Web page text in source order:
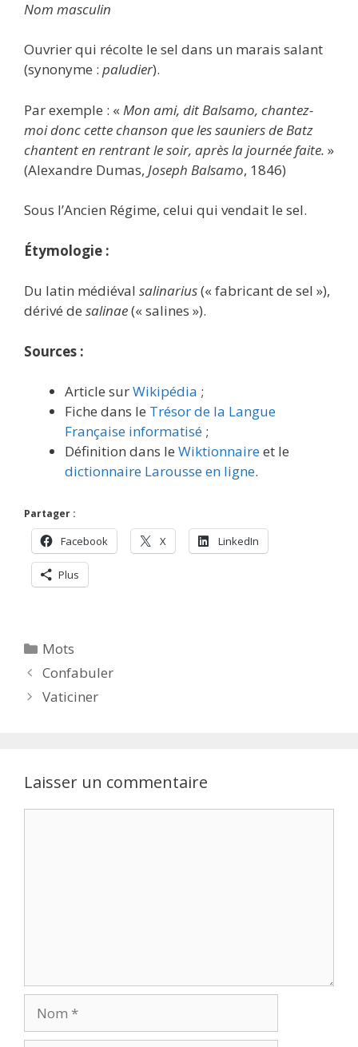
Nom masculin
Ouvrier qui récolte le sel dans un marais salant
(synonyme : paludier).
Par exemple : « Mon ami, dit Balsamo, chantez-
moi donc cette chanson que les sauniers de Batz
chantent en rentrant le soir, après la journée faite. »
(Alexandre Dumas, Joseph Balsamo, 1846)
Sous l’Ancien Régime, celui qui vendait le sel.
Étymologie :
Du latin médiéval salinarius(« fabricant de sel »),
dérivé de salinae(« salines »).
Sources :
Article surWikipédia ;
Fiche dans le Trésor de la Langue
Française informatisé ;
Définition dans le Wiktionnaireet le
dictionnaire Larousse en ligne.
Partager :
Facebook X LinkedIn
Plus
Catégories
Mots
Confabuler
Vaticiner
Laisser un commentaire